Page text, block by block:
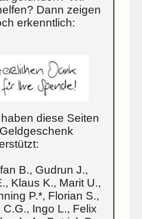
Dann zeigen
erkenntlich:
diese Seiten
B., Gudrun J.,
Klaus K., Marit U.,
P.*, Florian S.,
Ingo L., Felix